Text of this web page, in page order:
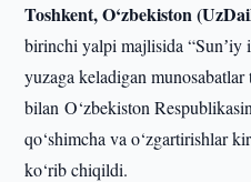
Toshkent, O‘zbekiston
birinchi yalpi majlisida “Sunʼiy
yuzaga keladigan
bilan O‘zbekiston
qo‘shimcha va o‘zgartirishlar
ko‘rib chiqildi.